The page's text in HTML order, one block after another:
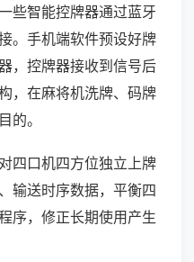
些智能控牌器通过蓝牙
。手机端软件预设好牌
，控牌器接收到信号后
，在麻将机洗牌、码牌
的。
四口机四方位独立上牌
输送时序数据，平衡四
序，修正长期使用产生